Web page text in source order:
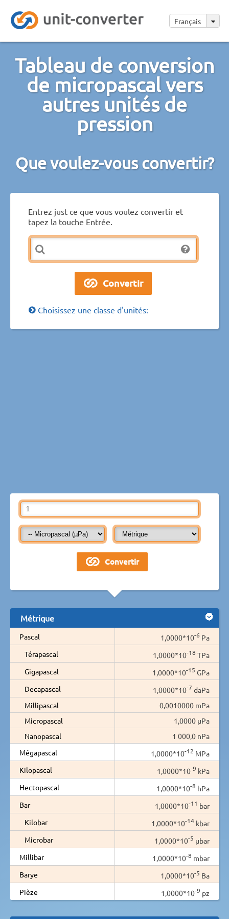
Français
Tableau de conversion
de micropascal vers
autres unités de
pression
Que voulez-vous convertir?
Entrez just ce que vous voulez convertir et
tapez la touche Entrée.
Choisissez une classe d'unités:
Métrique
Pascal 1,0000*10-6 Pa
Térapascal
1,0000*10-18 TPa
Gigapascal
1,0000*10-15 GPa
Decapascal
1,0000*10-7 daPa
Millipascal
0,0010000 mPa
Micropascal
1,0000 µPa
Nanopascal
1 000,0 nPa
Mégapascal
1,0000*10-12 MPa
Kilopascal
1,0000*10-9 kPa
Hectopascal
1,0000*10-8 hPa
Bar
1,0000*10-11 bar
Kilobar
1,0000*10-14 kbar
Microbar
1,0000*10-5 µbar
Millibar
1,0000*10-8 mbar
Barye
1,0000*10-5 Ba
Pièze
1,0000*10-9 pz